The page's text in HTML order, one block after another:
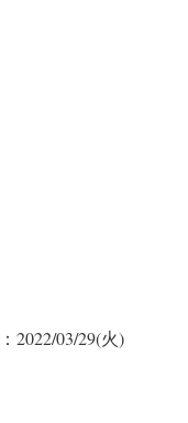
：2022/03/29(火)